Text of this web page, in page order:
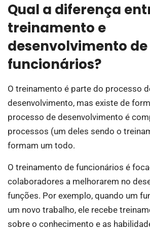
Qual a diferença
treinamento e
desenvolvimento de
funcionários?
O treinamento é parte do processo
desenvolvimento, mas existe de
processo de desenvolvimento é
processos (um deles sendo o
formam um todo.
O treinamento de funcionários é
colaboradores a melhorarem no
funções. Por exemplo, quando um
um novo trabalho, ele recebe
sobre o conhecimento e as